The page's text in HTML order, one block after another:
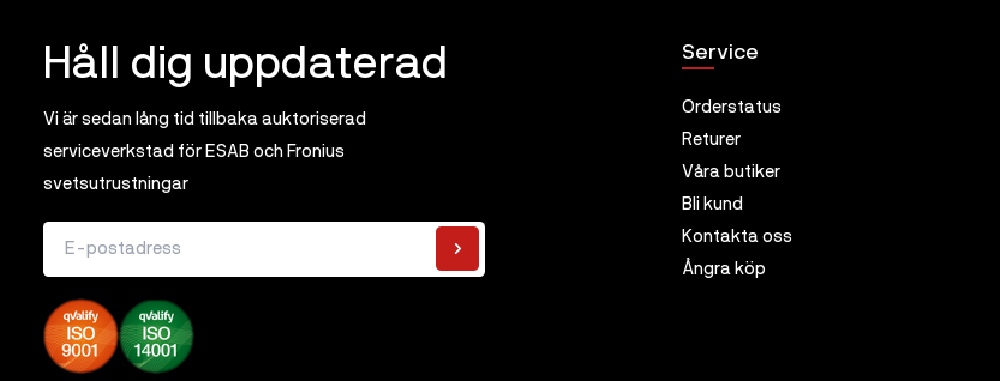
Håll dig uppdaterad
Vi är sedan lång tid tillbaka auktoriserad
serviceverkstad för ESAB och Fronius
svetsutrustningar
E-postadress
Service
Orderstatus
Returer
Våra butiker
Bli kund
Kontakta oss
Ångra köp